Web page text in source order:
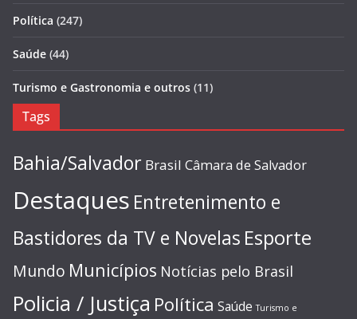
Política (247)
Saúde (44)
Turismo e Gastronomia e outros (11)
Tags
Bahia/Salvador Brasil Câmara de Salvador
Destaques Entretenimento e
Bastidores da TV e Novelas Esporte
Mundo Municípios Notícias pelo Brasil
Policia / Justiça Política Saúde Turismo e